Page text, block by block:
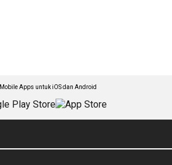
Apps untuk iOS dan Android